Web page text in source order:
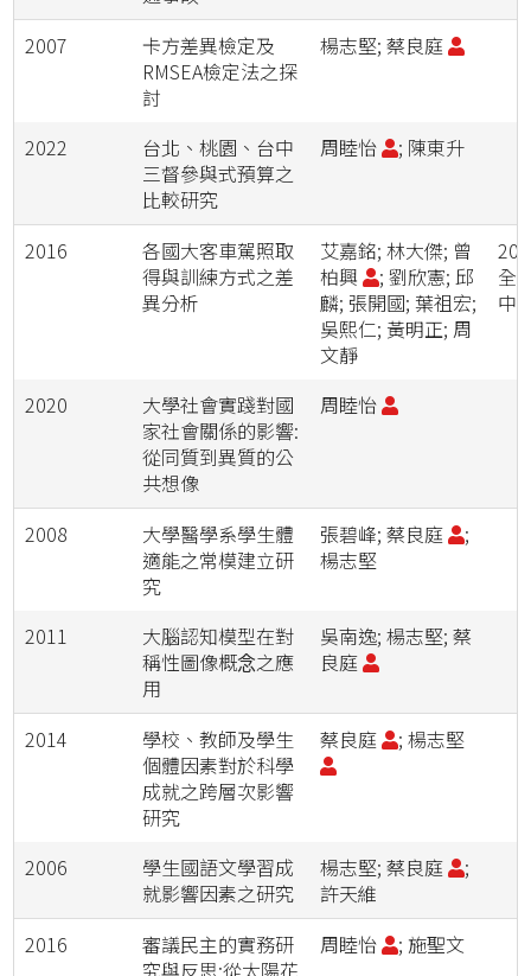
2007
卡方差異檢定及
RMSEA檢定法之探
討
楊志堅; 蔡良庭
2022
台北、桃園、台中
三督參與式預算之
比較研究
周睦怡 ; 陳東升
2016
各國大客車駕照取
得與訓練方式之差
異分析
艾嘉銘; 林大傑; 曾
柏興
; 劉欣憲; 邱
麟; 張開國; 葉祖宏;
吳熙仁; 黃明正; 周
文靜
全
中
2020
大學社會實踐對國
家社會關係的影響:
從同質到異質的公
共想像
周睦怡
2008
大學醫學系學生體
適能之常模建立研
究
張碧峰; 蔡良庭
;
楊志堅
2011
大腦認知模型在對
稱性圖像概念之應
用
吳南逸; 楊志堅; 蔡
良庭
2014
學校、教師及學生
個體因素對於科學
成就之跨層次影響
研究
蔡良庭 ; 楊志堅
2006
學生國語文學習成
就影響因素之研究
楊志堅; 蔡良庭
;
許天維
2016
審議民主的實務研
究與反思:從太陽花
周睦怡 ; 施聖文